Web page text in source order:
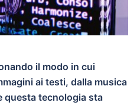
il modo in cui
ai testi, dalla musica
questa tecnologia sta